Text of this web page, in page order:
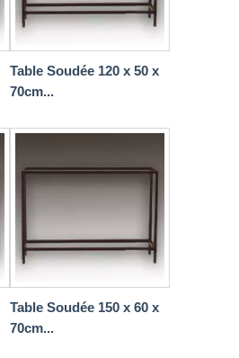
Table Soudée 120 x 50 x
70cm...
Table Soudée 150 x 60 x
70cm...